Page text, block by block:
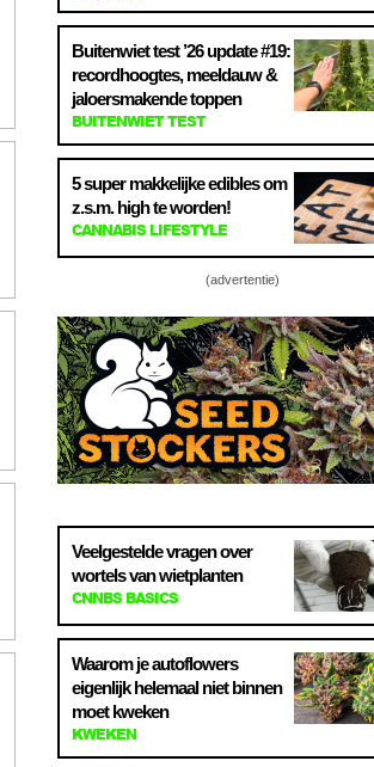
Buitenwiet test ’26 update #19:
recordhoogtes, meeldauw &
jaloersmakende toppen
BUITENWIET TEST
5 super makkelijke edibles om
z.s.m. high te worden!
CANNABIS LIFESTYLE
(advertentie)
Veelgestelde vragen over
wortels van wietplanten
CNNBS BASICS
Waarom je autoflowers
eigenlijk helemaal niet binnen
moet kweken
KWEKEN